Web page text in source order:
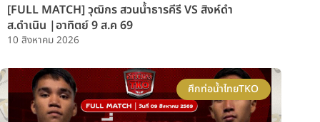
[FULL MATCH] วุฒิกร สวนน้ำธารคีรี VS สิงห์ดำ
ส.ดำเนิน |อาทิตย์ 9 ส.ค 69
10 สิงหาคม 2026
ศึกท่อน้ำไทยTKO